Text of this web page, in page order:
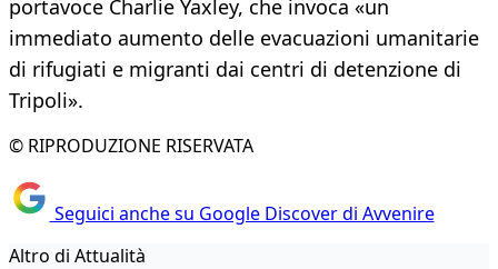
portavoce Charlie Yaxley, che invoca «un
immediato aumento delle evacuazioni umanitarie
di rifugiati e migranti dai centri di detenzione di
Tripoli».
© RIPRODUZIONE RISERVATA
Seguici anche su Google Discover di Avvenire
Altro di Attualità